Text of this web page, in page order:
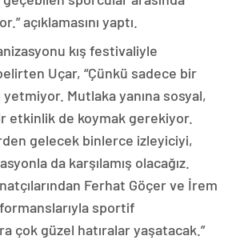
açıklamasını yaptı.
kış festivaliyle
Uçar, “Çünkü sadece bir
Mutlaka yanına sosyal,
etkinlik de koymak gerekiyor.
gelecek binlerce izleyiciyi,
da karşılamış olacağız.
Ferhat Göçer ve İrem
sportif
çok güzel hatıralar yaşatacak.”